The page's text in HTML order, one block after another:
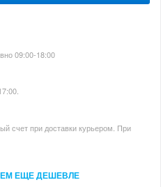
09:00-18:00
счет при доставки курьером. При
ЕЩЕ ДЕШЕВЛЕ